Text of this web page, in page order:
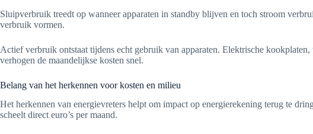
Sluipverbruik treedt op wanneer apparaten in standby blijven en toch stroom
verbruik vormen.
Actief verbruik ontstaat tijdens echt gebruik van apparaten. Elektrische
verhogen de maandelijkse kosten snel.
Belang van het herkennen voor kosten en milieu
Het herkennen van energievreters helpt om impact op energierekening terug te
scheelt direct euro’s per maand.